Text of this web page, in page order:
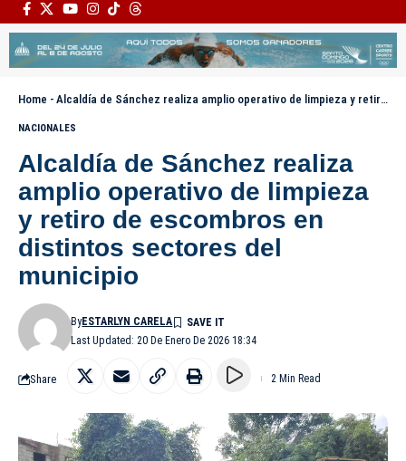
Home - Alcaldía de Sánchez realiza amplio operativo de limpieza y retiro de escombros en distintos sectores del municipio
NACIONALES
Alcaldía de Sánchez realiza
amplio operativo de limpieza
y retiro de escombros en
distintos sectores del
municipio
Last Updated: 20 De Enero De 2026 18:34
ByESTARLYN CARELA
Share 2 Min Read